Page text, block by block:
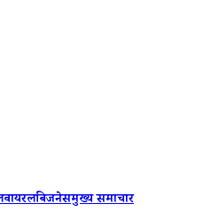
वायरलबिजनेसमुख्य समाचार